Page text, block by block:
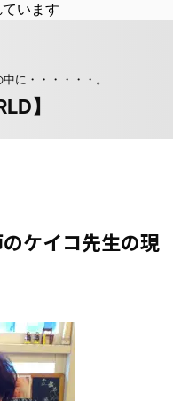
います
に・・・・・・。
】
ケイコ先生の現